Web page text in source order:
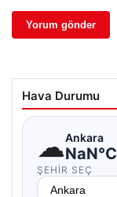
Hava Durumu
☁Ankara
NaN°C
ŞEHIR SEÇ